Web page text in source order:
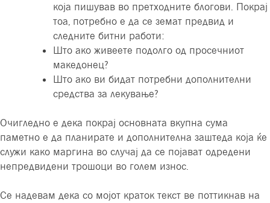
која пишував во претходните блогови. Покрај
тоа, потребно е да се земат предвид и
следните битни работи:
Што ако живеете подолго од просечниот
македонец?
Што ако ви бидат потребни дополнителни
средства за лекување?
Очигледно е дека покрај основната вкупна сума
паметно е да планирате и дополнителна заштеда која ќе
служи како маргина во случај да се појават одредени
непредвидени трошоци во голем износ.
Се надевам дека со мојот краток текст ве поттикнав на